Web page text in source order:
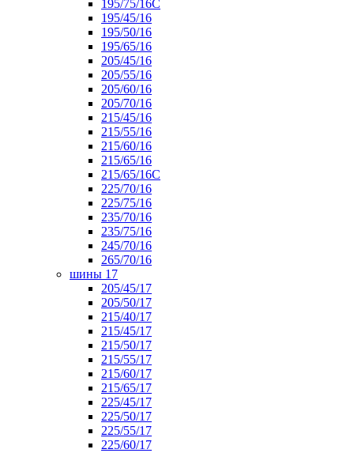
195/75/16С
195/45/16
195/50/16
195/65/16
205/45/16
205/55/16
205/60/16
205/70/16
215/45/16
215/55/16
215/60/16
215/65/16
215/65/16С
225/70/16
225/75/16
235/70/16
235/75/16
245/70/16
265/70/16
шины 17
205/45/17
205/50/17
215/40/17
215/45/17
215/50/17
215/55/17
215/60/17
215/65/17
225/45/17
225/50/17
225/55/17
225/60/17